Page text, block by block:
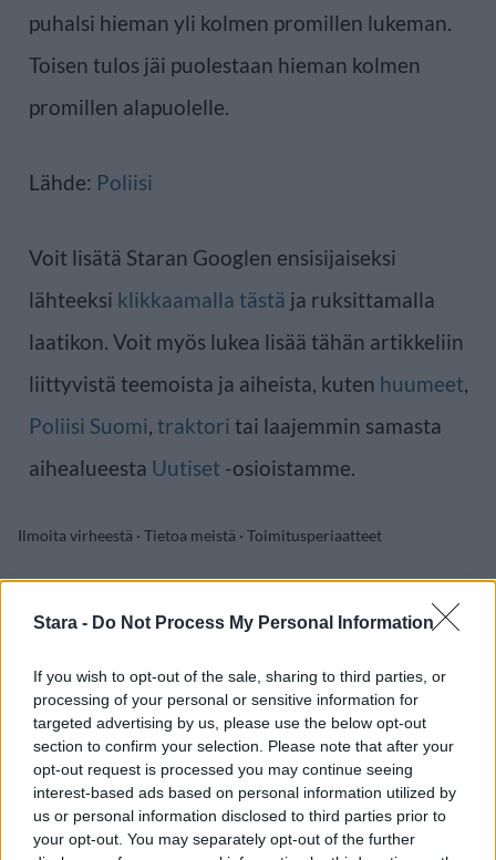
Stara - Do Not Process My Personal Information
If you wish to opt-out of the sale, sharing to third parties, or
processing of your personal or sensitive information for
targeted advertising by us, please use the below opt-out
section to confirm your selection. Please note that after your
opt-out request is processed you may continue seeing
interest-based ads based on personal information utilized by
us or personal information disclosed to third parties prior to
your opt-out. You may separately opt-out of the further
puhalsi hieman yli kolmen promillen lukeman.
Toisen tulos jäi puolestaan hieman kolmen
promillen alapuolelle.
Lähde: Poliisi
Voit lisätä Staran Googlen ensisijaiseksi
lähteeksi klikkaamalla tästä ja ruksittamalla
laatikon. Voit myös lukea lisää tähän artikkeliin
liittyvistä teemoista ja aiheista, kuten huumeet,
Poliisi Suomi, traktori tai laajemmin samasta
aihealueesta Uutiset -osioistamme.
Ilmoita virheestä · Tietoa meistä · Toimitusperiaatteet